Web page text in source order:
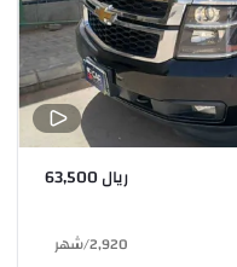
ريال 63,500
2,920
/شهر